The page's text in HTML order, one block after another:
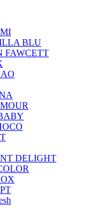
BLU
FAWCETT
DELIGHT